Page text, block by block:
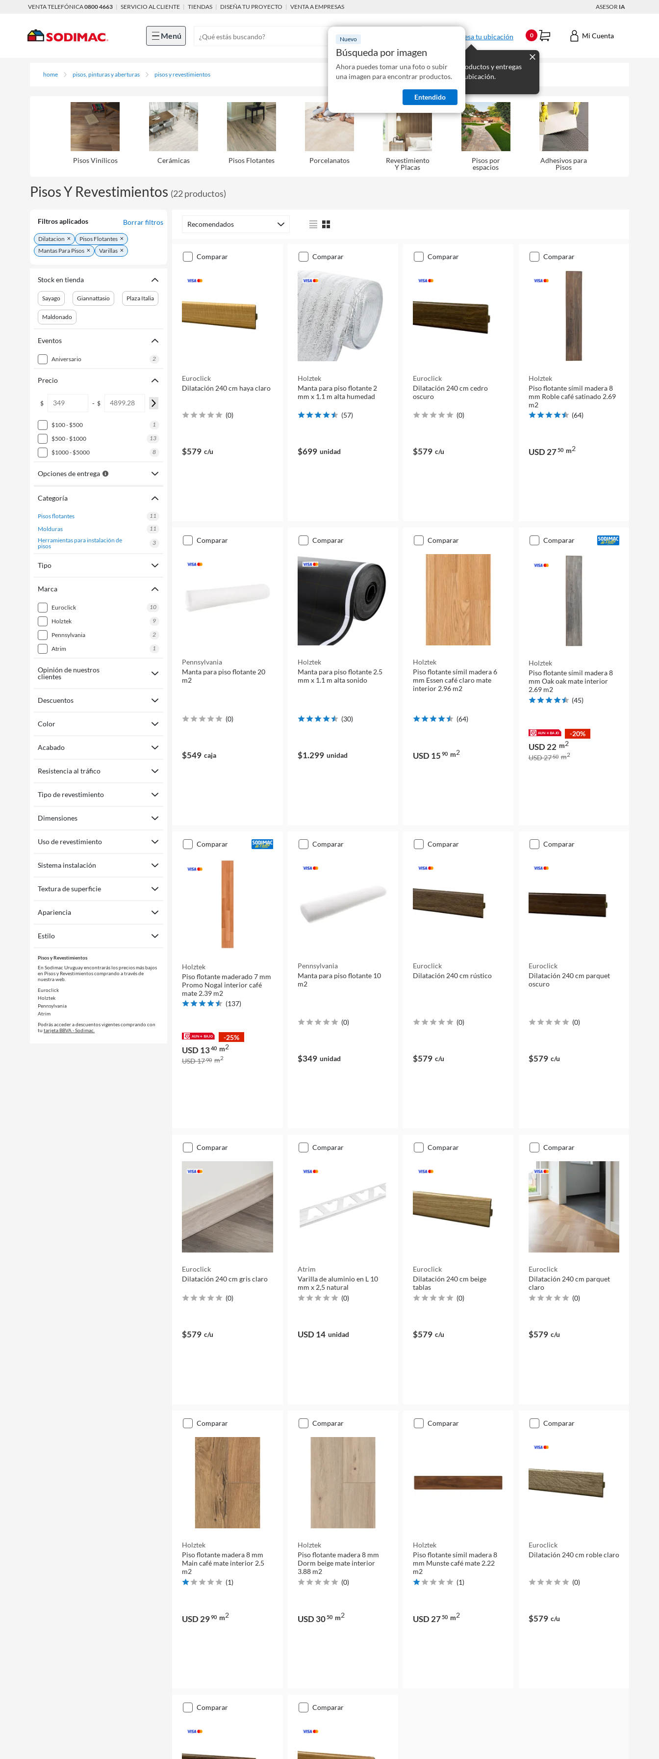
VENTA TELEFÓNICA0800 4663 | SERVICIO AL CLIENTE | TIENDAS | DISEÑA TU PROYECTO | VENTA A EMPRESAS ASESOR IA
Menú Nuevo
Búsqueda por imagen
Ahora puedes tomar una foto o subir
una imagen para encontrar productos.
Entendido
Ingresa tu ubicación
Mostraremos los productos y entregas
disponibles para tu ubicación.
0 Mi Cuenta
home pisos, pinturas y aberturas pisos y revestimientos
Pisos Viní­licos Cerámicas Pisos Flotantes Porcelanatos
Revestimiento
Y Placas
Pisos por
espacios
Adhesivos para
Pisos
Pisos Y Revestimientos (22productos)
Filtros aplicados Borrar filtros
Dilatacion
Pisos Flotantes
Mantas Para Pisos
Varillas
Stock en tienda
Sayago Giannattasio Plaza Italia
Maldonado
Eventos
aniversario 2
Precio
$ - $
$100 - $500
1
$500 - $1000
13
$1000 - $5000
8
Opciones de entrega
Categoría
pisos flotantes
11
molduras
11
herramientas para instalación de
pisos
3
Tipo
Marca
euroclick
10
holztek
9
pennsylvania
2
atrim
1
Opinión de nuestros
clientes
Descuentos
Color
Acabado
Resistencia al tráfico
Tipo de revestimiento
Dimensiones
Uso de revestimiento
Sistema instalación
Textura de superficie
Apariencia
Estilo
Pisos y Revestimientos
En Sodimac Uruguay encontrarás los precios más bajos
en Pisos y Revestimientos comprando a través de
nuestra web.
Euroclick
Holztek
Pennsylvania
Atrim
Podrás acceder a descuentos vigentes comprando con
tu tarjeta BBVA - Sodimac.
Recomendados
comparar
Euroclick
Dilatación 240 cm haya claro
(0)
$579 c/u
comparar
Holztek
Manta para piso flotante 2
mm x 1.1 m alta humedad
(57)
$699 unidad
comparar
Euroclick
Dilatación 240 cm cedro
oscuro
(0)
$579 c/u
comparar
Holztek
Piso flotante símil madera 8
mm Roble café satinado 2.69
m2
(64)
USD 2750 m2
comparar
Pennsylvania
Manta para piso flotante 20
m2
(0)
$549 caja
comparar
Holztek
Manta para piso flotante 2.5
mm x 1.1 m alta sonido
(30)
$1.299 unidad
comparar
Holztek
Piso flotante símil madera 6
mm Essen café claro mate
interior 2.96 m2
(64)
USD 15 90 m2
comparar
Holztek
Piso flotante símil madera 8
mm Oak oak mate interior
2.69 m2
(45)
-20%
USD 22 m2
USD 2750 m2
comparar
Holztek
Piso flotante maderado 7 mm
Promo Nogal interior café
mate 2.39 m2
(137)
-25%
USD 1340 m2
USD 1790 m2
comparar
Pennsylvania
Manta para piso flotante 10
m2
(0)
$349 unidad
comparar
Euroclick
Dilatación 240 cm rústico
(0)
$579 c/u
comparar
Euroclick
Dilatación 240 cm parquet
oscuro
(0)
$579 c/u
comparar
Euroclick
Dilatación 240 cm gris claro
(0)
$579 c/u
comparar
Atrim
Varilla de aluminio en L 10
mm x 2,5 natural
(0)
USD 14 unidad
comparar
Euroclick
Dilatación 240 cm beige
tablas
(0)
$579 c/u
comparar
Euroclick
Dilatación 240 cm parquet
claro
(0)
$579 c/u
comparar
Holztek
Piso flotante madera 8 mm
Main café mate interior 2.5
m2
(1)
USD 2990 m2
comparar
Holztek
Piso flotante madera 8 mm
Dorm beige mate interior
3.88 m2
(0)
USD 3050 m2
comparar
Holztek
Piso flotante símil madera 8
mm Munste café mate 2.22
m2
(1)
USD 2750 m2
comparar
Euroclick
Dilatación 240 cm roble claro
(0)
$579 c/u
comparar comparar